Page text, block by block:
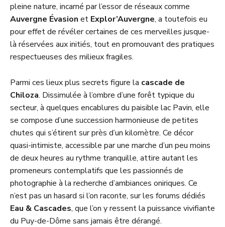
pleine nature, incarné par l’essor de réseaux comme
Auvergne Évasion et Explor’Auvergne, a toutefois eu
pour effet de révéler certaines de ces merveilles jusque-
là réservées aux initiés, tout en promouvant des pratiques
respectueuses des milieux fragiles.
Parmi ces lieux plus secrets figure la cascade de
Chiloza. Dissimulée à l’ombre d’une forêt typique du
secteur, à quelques encablures du paisible lac Pavin, elle
se compose d’une succession harmonieuse de petites
chutes qui s’étirent sur près d’un kilomètre. Ce décor
quasi-intimiste, accessible par une marche d’un peu moins
de deux heures au rythme tranquille, attire autant les
promeneurs contemplatifs que les passionnés de
photographie à la recherche d’ambiances oniriques. Ce
n’est pas un hasard si l’on raconte, sur les forums dédiés
Eau & Cascades, que l’on y ressent la puissance vivifiante
du Puy-de-Dôme sans jamais être dérangé.